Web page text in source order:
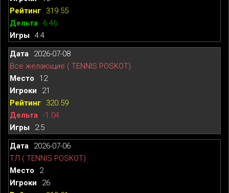
319.55
6.46
4:4
2026-07-08
Все желающие ( TENNIS POSKOT)
12
21
320.59
-1.04
2:5
2026-07-06
ТЛ ( TENNIS POSKOT)
2
26